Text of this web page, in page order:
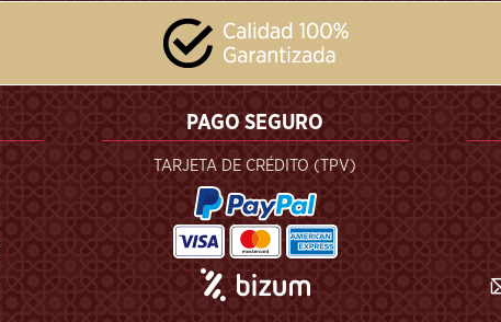
PAGO SEGURO
TARJETA DE CRÉDITO (TPV)